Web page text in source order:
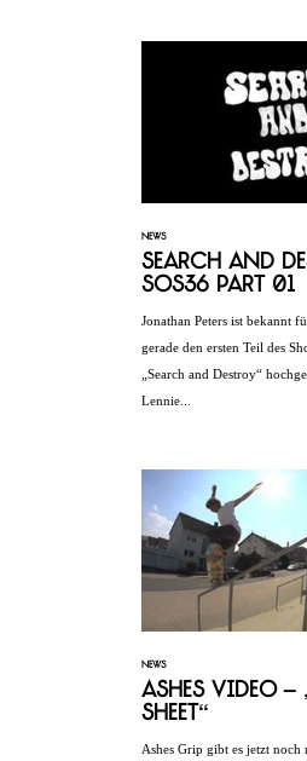
NEWS
Search and
SOS36 Part 01
Jonathan Peters ist bekannt
gerade den ersten Teil des
„Search and Destroy“
Lennie...
NEWS
Ashes Video –
Sheet“
Ashes Grip gibt es jetzt noch